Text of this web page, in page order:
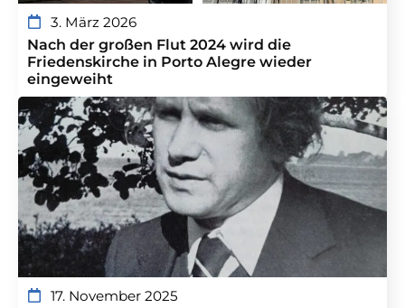
3. März 2026
Nach der großen Flut 2024 wird die
Friedenskirche in Porto Alegre wieder
eingeweiht
17. November 2025